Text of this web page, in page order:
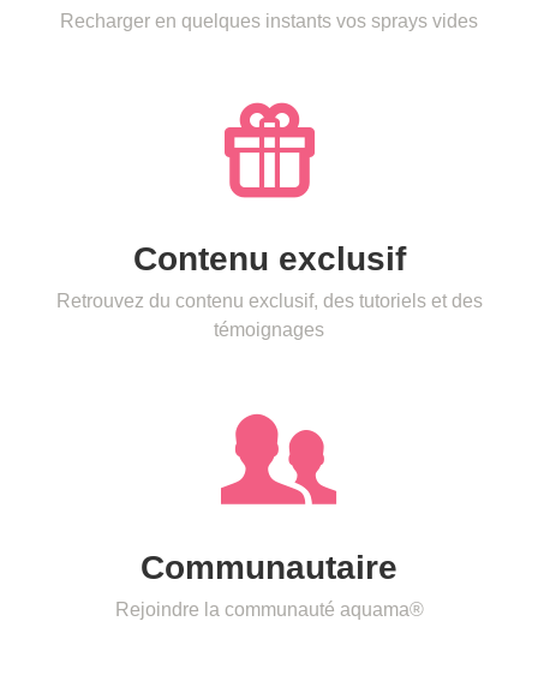
Recharger en quelques instants vos sprays vides
Contenu exclusif
Retrouvez du contenu exclusif, des tutoriels et des
témoignages
Communautaire
Rejoindre la communauté aquama®